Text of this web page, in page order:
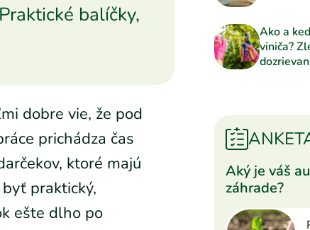
balíčky,
dobre vie, že pod
prichádza čas
ktoré majú
praktický,
ešte dlho po
Ako a
viniča?
Aký je váš
záhrade?